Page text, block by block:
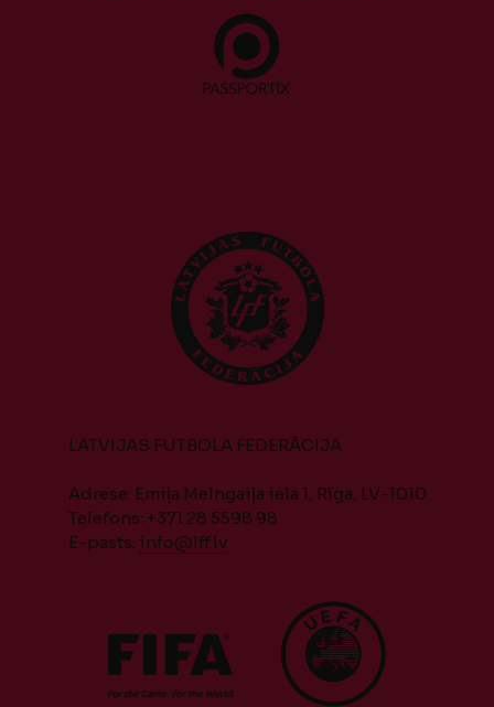
LATVIJAS FUTBOLA FEDERĀCIJA
Adrese: Emiļa Melngaiļa iela 1, Rīga, LV-1010
Telefons: +371 28 5598 98
E-pasts: info@lff.lv